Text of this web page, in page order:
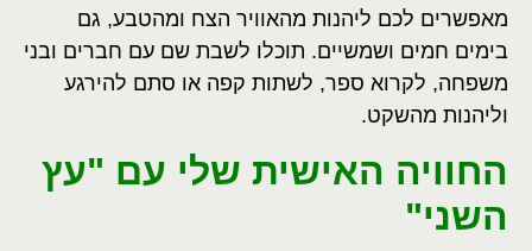
מאפשרים לכם ליהנות מהאוויר הצח ומהטבע, גם
בימים חמים ושמשיים. תוכלו לשבת שם עם חברים ובני
משפחה, לקרוא ספר, לשתות קפה או סתם להירגע
וליהנות מהשקט.
החוויה האישית שלי עם "עץ
השני"